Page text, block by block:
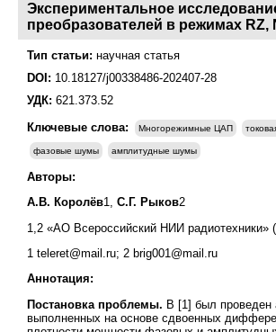
Экспериментальное
преобразователей в режимах RZ,
Тип статьи: научная статья
DOI: 10.18127/j00338486-202407-28
УДК: 621.373.52
Ключевые слова:
Многорежимные ЦАП
фазовые шумы амплитудные шумы
Авторы:
А.В. Королёв1, С.Г. Рыков2
1,2 «АО Всероссийский НИИ радиотехники»
1 teleret@mail.ru; 2 brig001@mail.ru
Аннотация:
Постановка проблемы. В [1] был проведен
выполненных на основе сдвоенных